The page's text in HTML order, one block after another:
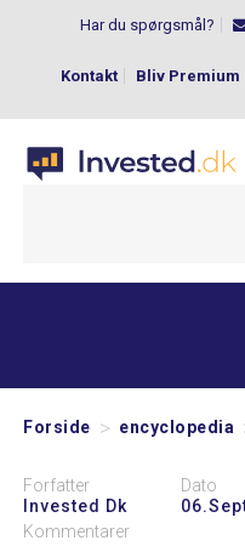
Har du spørgsmål?
Kontakt Bliv Premium
Forside > encyclopedia
Forfatter
Invested Dk
Dato
Kommentarer